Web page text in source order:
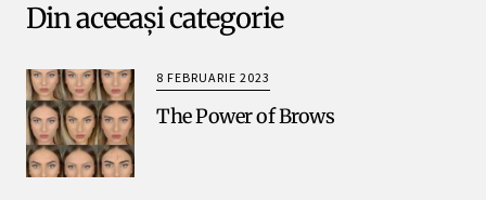
Din aceeași categorie
8 FEBRUARIE 2023
The Power of Brows